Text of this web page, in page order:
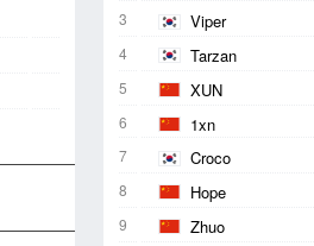
3
Viper
4
Tarzan
5
XUN
6
1xn
7
Croco
8
Hope
9
Zhuo